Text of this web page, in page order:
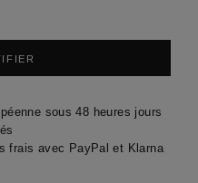
sous 48 heures jours
frais avec PayPal et Klarna